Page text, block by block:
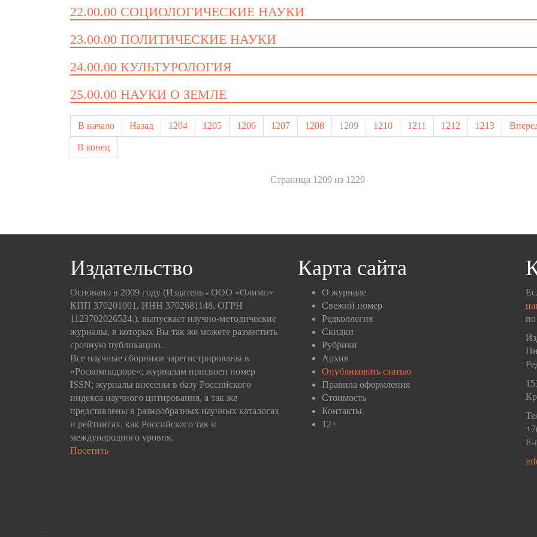
22.00.00 СОЦИОЛОГИЧЕСКИЕ НАУКИ
23.00.00 ПОЛИТИЧЕСКИЕ НАУКИ
24.00.00 КУЛЬТУРОЛОГИЯ
25.00.00 НАУКИ О ЗЕМЛЕ
В начало Назад 1204 1205 1206 1207 1208 1209 1210 1211 1212 1213
В конец
Страница 1209 из 1229
Издательство
Основано в 2009 году (Издатель - ООО «Олимп»
КПП 370201001, ИНН 3702681148, ОГРН
1123702026524.), выпускает научно-методические
журналы, в которых Вы так же можете разместить
срочную публикацию.
Все научные сборники зарегистрированы в
«Роскомнадзоре»; журналам присвоен номер
ISSN; журналы внесены в базу Российского
индекса научного цитирования, а так же
представлены в разнообразных научных каталогах
и рейтингах, как Российского так и
международного уровня.
Посетить
Карта сайта
О журнале
Свежий номер
Редколлегия
Скидки
Рубрики
Архив
Опубликовать статью
Правила оформления
Стоимость
Контакты
12+
по
E-